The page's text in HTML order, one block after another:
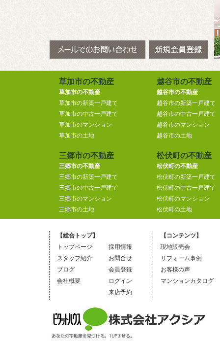
草加市の不動産
草加市の不動産
草加市の新築一戸建て
草加市の中古一戸建て
草加市のマンション
草加市の土地
越谷市の不動産
越谷市の不動産
越谷市の新築一戸建て
越谷市の中古一戸建て
越谷市のマンション
越谷市の土地
三郷市の不動産
三郷市の不動産
三郷市の新築一戸建て
三郷市の中古一戸建て
三郷市のマンション
三郷市の土地
松伏町の不動産
松伏町の不動産
松伏町の新築一戸建て
松伏町の中古一戸建て
松伏町のマンション
松伏町の土地
【総合トップ】
トップページ
スタッフ紹介
ブログ
会社概要
採用情報
お問合せ
会員登録
ログイン
来店予約
【コンテンツ】
現地販売会
リフォーム事例
お客様の声
マンションカタログ